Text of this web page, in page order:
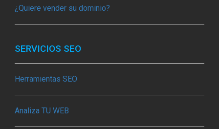
¿Quiere vender su dominio?
SERVICIOS SEO
Herramientas SEO
Analiza TU WEB